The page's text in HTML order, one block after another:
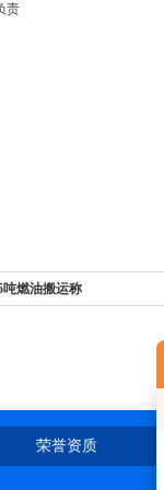
责
燃油搬运称
荣誉资质